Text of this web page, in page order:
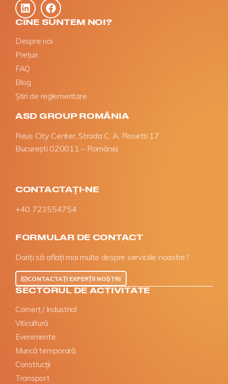
CINE SUNTEM NOI?
Despre noi
Prețuri
FAQ
Blog
Știri de reglementare
ASD GROUP ROMÂNIA
Reus City Center, Strada C. A. Rosetti 17
București 020011 – România
CONTACTAȚI-NE
+40 723554754
FORMULAR DE CONTACT
Doriți să aflați mai multe despre serviciile noastre?
CONTACTAȚI EXPERȚII NOȘTRI
SECTORUL DE ACTIVITATE
Comerț / Industrial
Viticultură
Evenimente
Muncă temporară
Construcții
Transport